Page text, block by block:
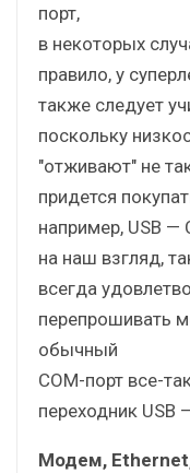
порт,
в некоторых
правило, у
также следует
поскольку
"отживают" не
придется
например, USB —
на наш взгляд,
всегда
перепрошивать
обычный
COM-порт все-
переходник USB
Модем,